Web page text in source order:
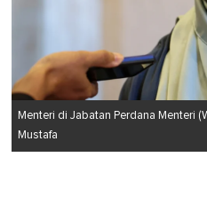
Menteri di Jabatan Perdana Menteri
Mustafa